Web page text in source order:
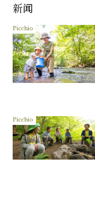
新闻
Picchio
Picchio